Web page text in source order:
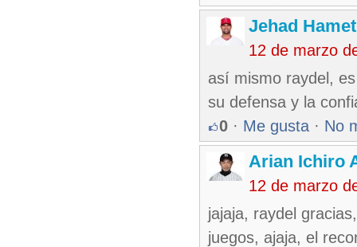
Jehad Hamet
12 de marzo
así mismo raydel,
su defensa y la
0 · Me gusta · No
Arian Ichiro
12 de marzo
jajaja, raydel
juegos, ajaja, el